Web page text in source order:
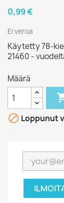
0,99 €
Ei veroa
Käytetty 78-
21460 -
Määrä
 Loppunut